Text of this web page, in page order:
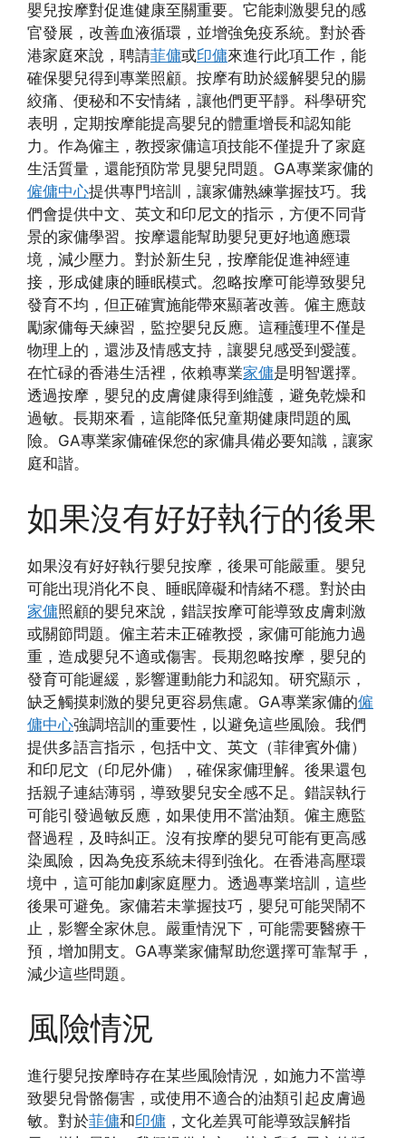
嬰兒按摩對促進健康至關重要。它能刺激嬰兒的感
官發展，改善血液循環，並增強免疫系統。對於香
港家庭來說，聘請菲傭或印傭來進行此項工作，能
確保嬰兒得到專業照顧。按摩有助於緩解嬰兒的腸
絞痛、便秘和不安情緒，讓他們更平靜。科學研究
表明，定期按摩能提高嬰兒的體重增長和認知能
力。作為僱主，教授家傭這項技能不僅提升了家庭
生活質量，還能預防常見嬰兒問題。GA專業家傭的
僱傭中心提供專門培訓，讓家傭熟練掌握技巧。我
們會提供中文、英文和印尼文的指示，方便不同背
景的家傭學習。按摩還能幫助嬰兒更好地適應環
境，減少壓力。對於新生兒，按摩能促進神經連
接，形成健康的睡眠模式。忽略按摩可能導致嬰兒
發育不均，但正確實施能帶來顯著改善。僱主應鼓
勵家傭每天練習，監控嬰兒反應。這種護理不僅是
物理上的，還涉及情感支持，讓嬰兒感受到愛護。
在忙碌的香港生活裡，依賴專業家傭是明智選擇。
透過按摩，嬰兒的皮膚健康得到維護，避免乾燥和
過敏。長期來看，這能降低兒童期健康問題的風
險。GA專業家傭確保您的家傭具備必要知識，讓家
庭和諧。
如果沒有好好執行的後果
如果沒有好好執行嬰兒按摩，後果可能嚴重。嬰兒
可能出現消化不良、睡眠障礙和情緒不穩。對於由
家傭照顧的嬰兒來說，錯誤按摩可能導致皮膚刺激
或關節問題。僱主若未正確教授，家傭可能施力過
重，造成嬰兒不適或傷害。長期忽略按摩，嬰兒的
發育可能遲緩，影響運動能力和認知。研究顯示，
缺乏觸摸刺激的嬰兒更容易焦慮。GA專業家傭的僱
傭中心強調培訓的重要性，以避免這些風險。我們
提供多語言指示，包括中文、英文（菲律賓外傭）
和印尼文（印尼外傭），確保家傭理解。後果還包
括親子連結薄弱，導致嬰兒安全感不足。錯誤執行
可能引發過敏反應，如果使用不當油類。僱主應監
督過程，及時糾正。沒有按摩的嬰兒可能有更高感
染風險，因為免疫系統未得到強化。在香港高壓環
境中，這可能加劇家庭壓力。透過專業培訓，這些
後果可避免。家傭若未掌握技巧，嬰兒可能哭鬧不
止，影響全家休息。嚴重情況下，可能需要醫療干
預，增加開支。GA專業家傭幫助您選擇可靠幫手，
減少這些問題。
風險情況
進行嬰兒按摩時存在某些風險情況，如施力不當導
致嬰兒骨骼傷害，或使用不適合的油類引起皮膚過
敏。對於菲傭和印傭 ，文化差異可能導致誤解指